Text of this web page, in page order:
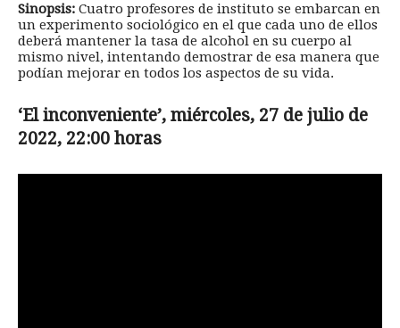
Sinopsis: Cuatro profesores de instituto se embarcan en
un experimento sociológico en el que cada uno de ellos
deberá mantener la tasa de alcohol en su cuerpo al
mismo nivel, intentando demostrar de esa manera que
podían mejorar en todos los aspectos de su vida.
‘El inconveniente’, miércoles, 27 de julio de
2022, 22:00 horas